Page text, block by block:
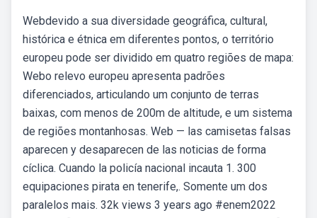
Webdevido a sua diversidade geográfica, cultural,
histórica e étnica em diferentes pontos, o território
europeu pode ser dividido em quatro regiões de mapa:
Webo relevo europeu apresenta padrões
diferenciados, articulando um conjunto de terras
baixas, com menos de 200m de altitude, e um sistema
de regiões montanhosas. Web — las camisetas falsas
aparecen y desaparecen de las noticias de forma
cíclica. Cuando la policía nacional incauta 1. 300
equipaciones pirata en tenerife,. Somente um dos
paralelos mais. 32k views 3 years ago #enem2022